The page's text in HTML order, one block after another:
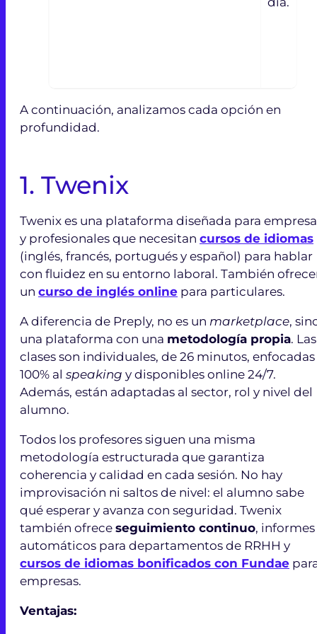
A continuación, analizamos cada opción en
profundidad.
1. Twenix
Twenix es una plataforma diseñada para
y profesionales que necesitan cursos de idiomas
(inglés, francés, portugués y español) para hablar
con fluidez en su entorno laboral. También
un curso de inglés online para particulares.
A diferencia de Preply, no es un marketplace,
una plataforma con una metodología propia. Las
clases son individuales, de 26 minutos, enfocadas
100% al speaking y disponibles online 24/7.
Además, están adaptadas al sector, rol y nivel del
alumno.
Todos los profesores siguen una misma
metodología estructurada que garantiza
coherencia y calidad en cada sesión. No hay
improvisación ni saltos de nivel: el alumno sabe
qué esperar y avanza con seguridad. Twenix
también ofrece seguimiento continuo, informes
automáticos para departamentos de RRHH y
cursos de idiomas bonificados con Fundae
empresas.
Ventajas: